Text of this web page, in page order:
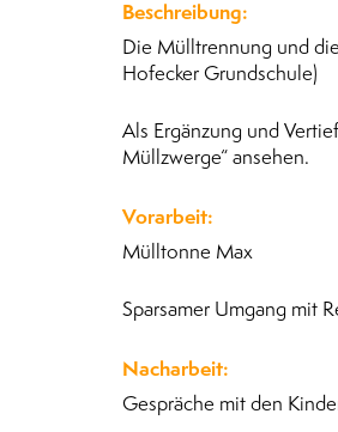
Beschreibung:
Die Mülltrennung und
Hofecker Grundschule)
Als Ergänzung und
Müllzwerge“ ansehen.
Vorarbeit:
Mülltonne Max
Sparsamer Umgang mit
Nacharbeit:
Gespräche mit den